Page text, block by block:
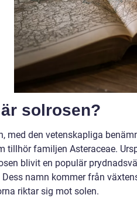
solrosen?
med den vetenskapliga
tillhör familjen Asteraceae.
blivit en populär
Dess namn kommer från
riktar sig mot solen.